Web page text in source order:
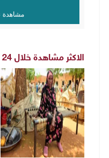
مشاهدة
الاكثر مشاهدة خلال 24 ساعة